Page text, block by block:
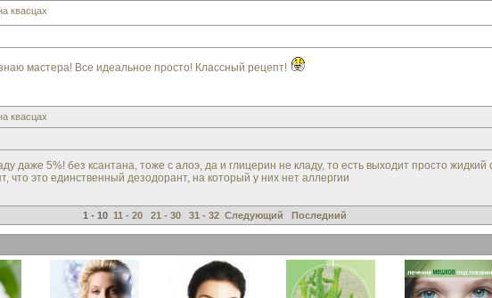
квасцах
мастера! Все идеальное просто! Классный рецепт!
квасцах
даже 5%! без ксантана, тоже с алоэ, да и глицерин не кладу, то есть выходит просто жидкий
что это единственный дезодорант, на который у них нет аллергии
1 - 10 11 - 20 21 - 30 31 - 32 Следующий Последний